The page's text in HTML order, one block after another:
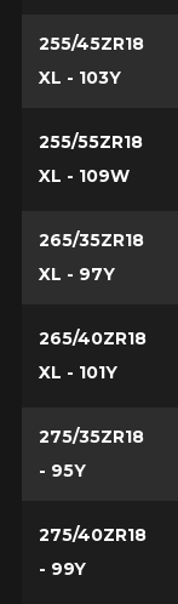
255/45ZR18
XL - 103Y
255/55ZR18
XL - 109W
265/35ZR18
XL - 97Y
265/40ZR18
XL - 101Y
275/35ZR18
- 95Y
275/40ZR18
- 99Y